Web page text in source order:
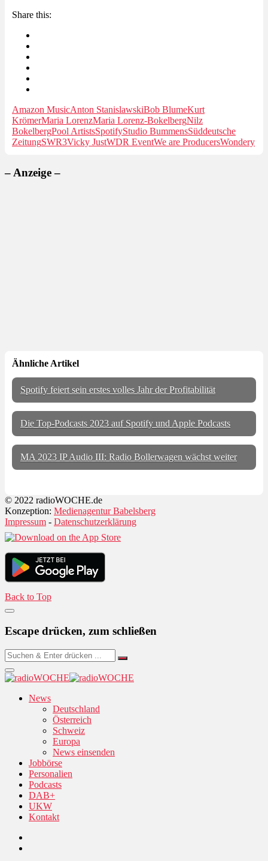
Share this:
Amazon MusicAnton StanislawskiBob BlumeKurt
KrömerMaria LorenzMaria Lorenz-BokelbergNilz
BokelbergPool ArtistsSpotifyStudio BummensSüddeutsche
ZeitungSWR3Vicky JustWDR EventWe are ProducersWondery
– Anzeige –
Ähnliche Artikel
Spotify feiert sein erstes volles Jahr der Profitabilität
Die Top-Podcasts 2023 auf Spotify und Apple Podcasts
MA 2023 IP Audio III: Radio Bollerwagen wächst weiter
© 2022 radioWOCHE.de
Konzeption: Medienagentur Babelsberg
Impressum - Datenschutzerklärung
Back to Top
Escape drücken, zum schließen
News
Deutschland
Österreich
Schweiz
Europa
News einsenden
Jobbörse
Personalien
Podcasts
DAB+
UKW
Kontakt